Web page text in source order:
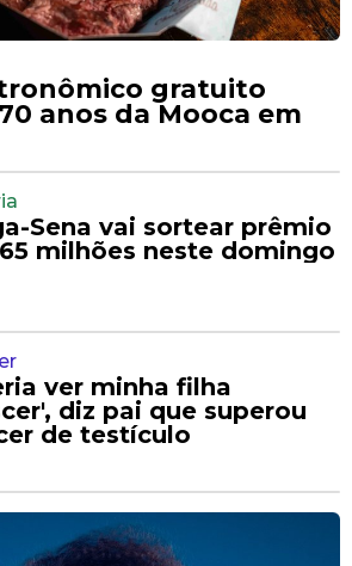
gratuito
anos da Mooca em
Sena vai sortear prêmio
milhões neste domingo
ver minha filha
diz pai que superou
de testículo